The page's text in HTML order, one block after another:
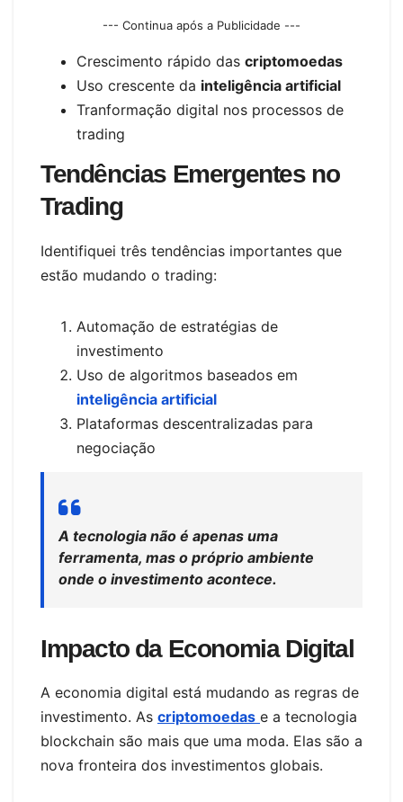
--- Continua após a Publicidade ---
Crescimento rápido das criptomoedas
Uso crescente da inteligência artificial
Tranformação digital nos processos de
trading
Tendências Emergentes no
Trading
Identifiquei três tendências importantes que
estão mudando o trading:
Automação de estratégias de
investimento
Uso de algoritmos baseados em
inteligência artificial
Plataformas descentralizadas para
negociação
A tecnologia não é apenas uma
ferramenta, mas o próprio ambiente
onde o investimento acontece.
Impacto da Economia Digital
A economia digital está mudando as regras de
investimento. As criptomoedas e a tecnologia
blockchain são mais que uma moda. Elas são a
nova fronteira dos investimentos globais.